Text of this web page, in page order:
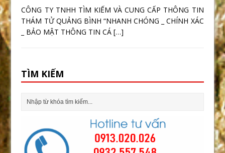
CÔNG TY TNHH TÌM KIẾM VÀ CUNG CẤP THÔNG TIN
THÁM TỬ QUẢNG BÌNH “NHANH CHÓNG _ CHÍNH XÁC
_ BẢO MẬT THÔNG TIN CÁ[…]
TÌM KIẾM